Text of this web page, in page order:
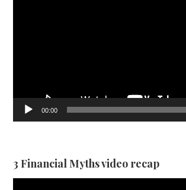
00:00
3 Financial Myths video recap